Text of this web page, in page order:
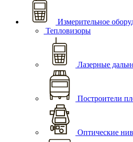
Измерительное
Тепловизоры
Лазерные
Построители
Оптические